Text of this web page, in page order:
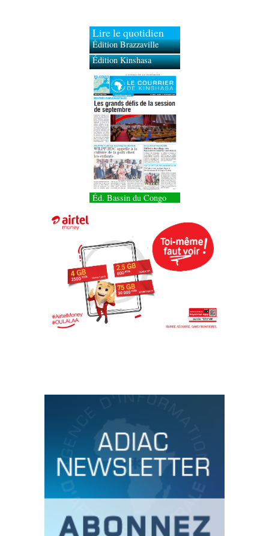
Lire le quotidien
Édition Brazzaville
Édition Kinshasa
Éd. Bassin du Congo